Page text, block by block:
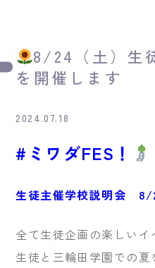
8/24（土）生
を開催します
2024.07.18
#ミワダFES！
生徒主催学校説明会 8/
全て生徒企画の楽しいイ
生徒と三輪田学園での夏